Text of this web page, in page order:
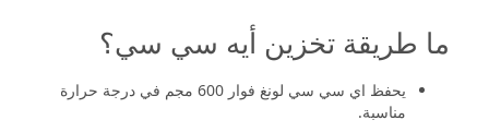
ما طريقة تخزين أيه سي سي؟
يحفظ اي سي سي لونغ فوار 600 مجم في درجة حرارة
مناسبة.